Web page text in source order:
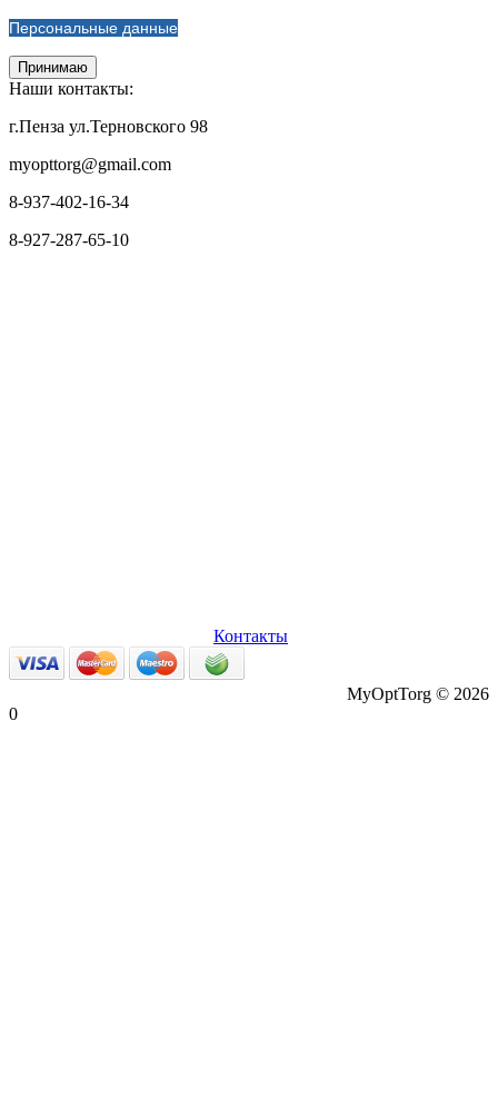
Персональные данные
Принимаю
Наши контакты:
г.Пенза ул.Терновского 98
myopttorg@gmail.com
8-937-402-16-34
8-927-287-65-10
Контакты
MyOptTorg © 2026
0